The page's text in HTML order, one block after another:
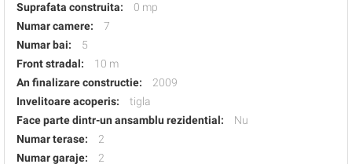
Suprafata construita:
0 mp
Numar camere:
7
Numar bai:
5
Front stradal:
10 m
An finalizare constructie:
2009
Invelitoare acoperis:
tigla
Face parte dintr-un ansamblu rezidential:
Nu
Numar terase:
2
Numar garaje:
2